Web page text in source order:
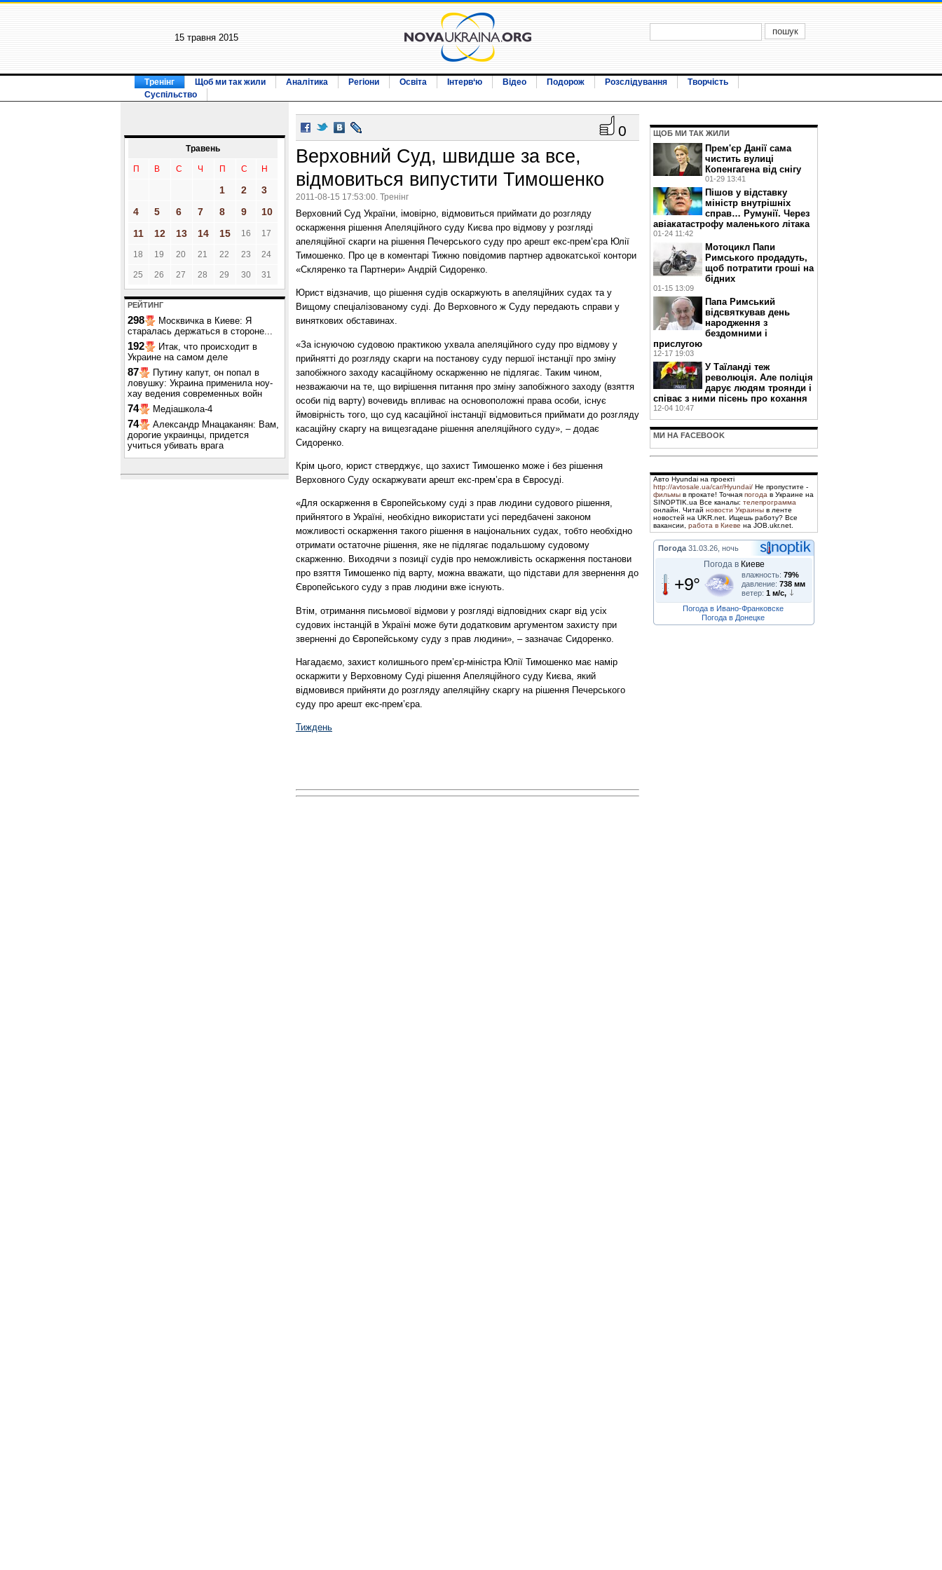
15 травня 2015
Тренінг Щоб ми так жили Аналітика Регіони Освіта Інтерв‘ю Відео Подорож Розслідування
Творчість
Суспільство
Травень
П В С Ч П С Н
1 2
3
4
5 6 7 8 9
10
11
12 13 14 15 16 17
18 19 20 21 22 23 24
25 26 27 28 29 30 31
РЕЙТИНГ
298
Москвичка в Киеве: Я
старалась держаться в стороне...
192
Итак, что происходит в
Украине на самом деле
87
Путину капут, он попал в
ловушку: Украина применила ноу-
хау ведения современных войн
74 Медіашкола-4
74
Александр Мнацаканян: Вам,
дорогие украинцы, придется
учиться убивать врага
0
Верховний Суд, швидше за все,
відмовиться випустити Тимошенко
2011-08-15 17:53:00. Тренінг
Верховний Суд України, імовірно, відмовиться приймати до розгляду
оскарження рішення Апеляційного суду Києва про відмову у розгляді
апеляційної скарги на рішення Печерського суду про арешт екс-прем’єра Юлії
Тимошенко. Про це в коментарі Тижню повідомив партнер адвокатської контори
«Скляренко та Партнери» Андрій Сидоренко.
Юрист відзначив, що рішення судів оскаржують в апеляційних судах та у
Вищому спеціалізованому суді. До Верховного ж Суду передають справи у
виняткових обставинах.
«За існуючою судовою практикою ухвала апеляційного суду про відмову у
прийнятті до розгляду скарги на постанову суду першої інстанції про зміну
запобіжного заходу касаційному оскарженню не підлягає. Таким чином,
незважаючи на те, що вирішення питання про зміну запобіжного заходу (взяття
особи під варту) вочевидь впливає на основоположні права особи, існує
ймовірність того, що суд касаційної інстанції відмовиться приймати до розгляду
касаційну скаргу на вищезгадане рішення апеляційного суду», – додає
Сидоренко.
Крім цього, юрист стверджує, що захист Тимошенко може і без рішення
Верховного Суду оскаржувати арешт екс-прем’єра в Євросуді.
«Для оскарження в Європейському суді з прав людини судового рішення,
прийнятого в Україні, необхідно використати усі передбачені законом
можливості оскарження такого рішення в національних судах, тобто необхідно
отримати остаточне рішення, яке не підлягає подальшому судовому
скарженню. Виходячи з позиції судів про неможливість оскарження постанови
про взяття Тимошенко під варту, можна вважати, що підстави для звернення до
Європейського суду з прав людини вже існують.
Втім, отримання письмової відмови у розгляді відповідних скарг від усіх
судових інстанцій в Україні може бути додатковим аргументом захисту при
зверненні до Європейському суду з прав людини», – зазначає Сидоренко.
Нагадаємо, захист колишнього прем’єр-міністра Юлії Тимошенко має намір
оскаржити у Верховному Суді рішення Апеляційного суду Києва, який
відмовився прийняти до розгляду апеляційну скаргу на рішення Печерського
суду про арешт екс-прем’єра.
Тиждень
ЩОБ МИ ТАК ЖИЛИ
Прем'єр Данії сама
чистить вулиці
Копенгагена від снігу
01-29 13:41
Пішов у відставку
міністр внутрішніх
справ… Румунії. Через
авіакатастрофу маленького літака
01-24 11:42
Мотоцикл Папи
Римського продадуть,
щоб потратити гроші на
бідних
01-15 13:09
Папа Римський
відсвяткував день
народження з
бездомними і
прислугою
12-17 19:03
У Таїланді теж
революція. Але поліція
дарує людям троянди і
співає з ними пісень про кохання
12-04 10:47
МИ НА FACEBOOK
Авто Hyundai на проекті
http://avtosale.ua/car/Hyundai/ Не пропустите -
фильмы в прокате! Точная погода в Украине на
SINOPTIK.ua Все каналы: телепрограмма
онлайн. Читай новости Украины в ленте
новостей на UKR.net. Ищешь работу? Все
вакансии, работа в Киеве на JOB.ukr.net.
Погода 31.03.26, ночь
Погода в Киеве
+9° влажность: 79%
давление: 738 мм
ветер: 1 м/с,
Погода в Ивано-Франковске
Погода в Донецке